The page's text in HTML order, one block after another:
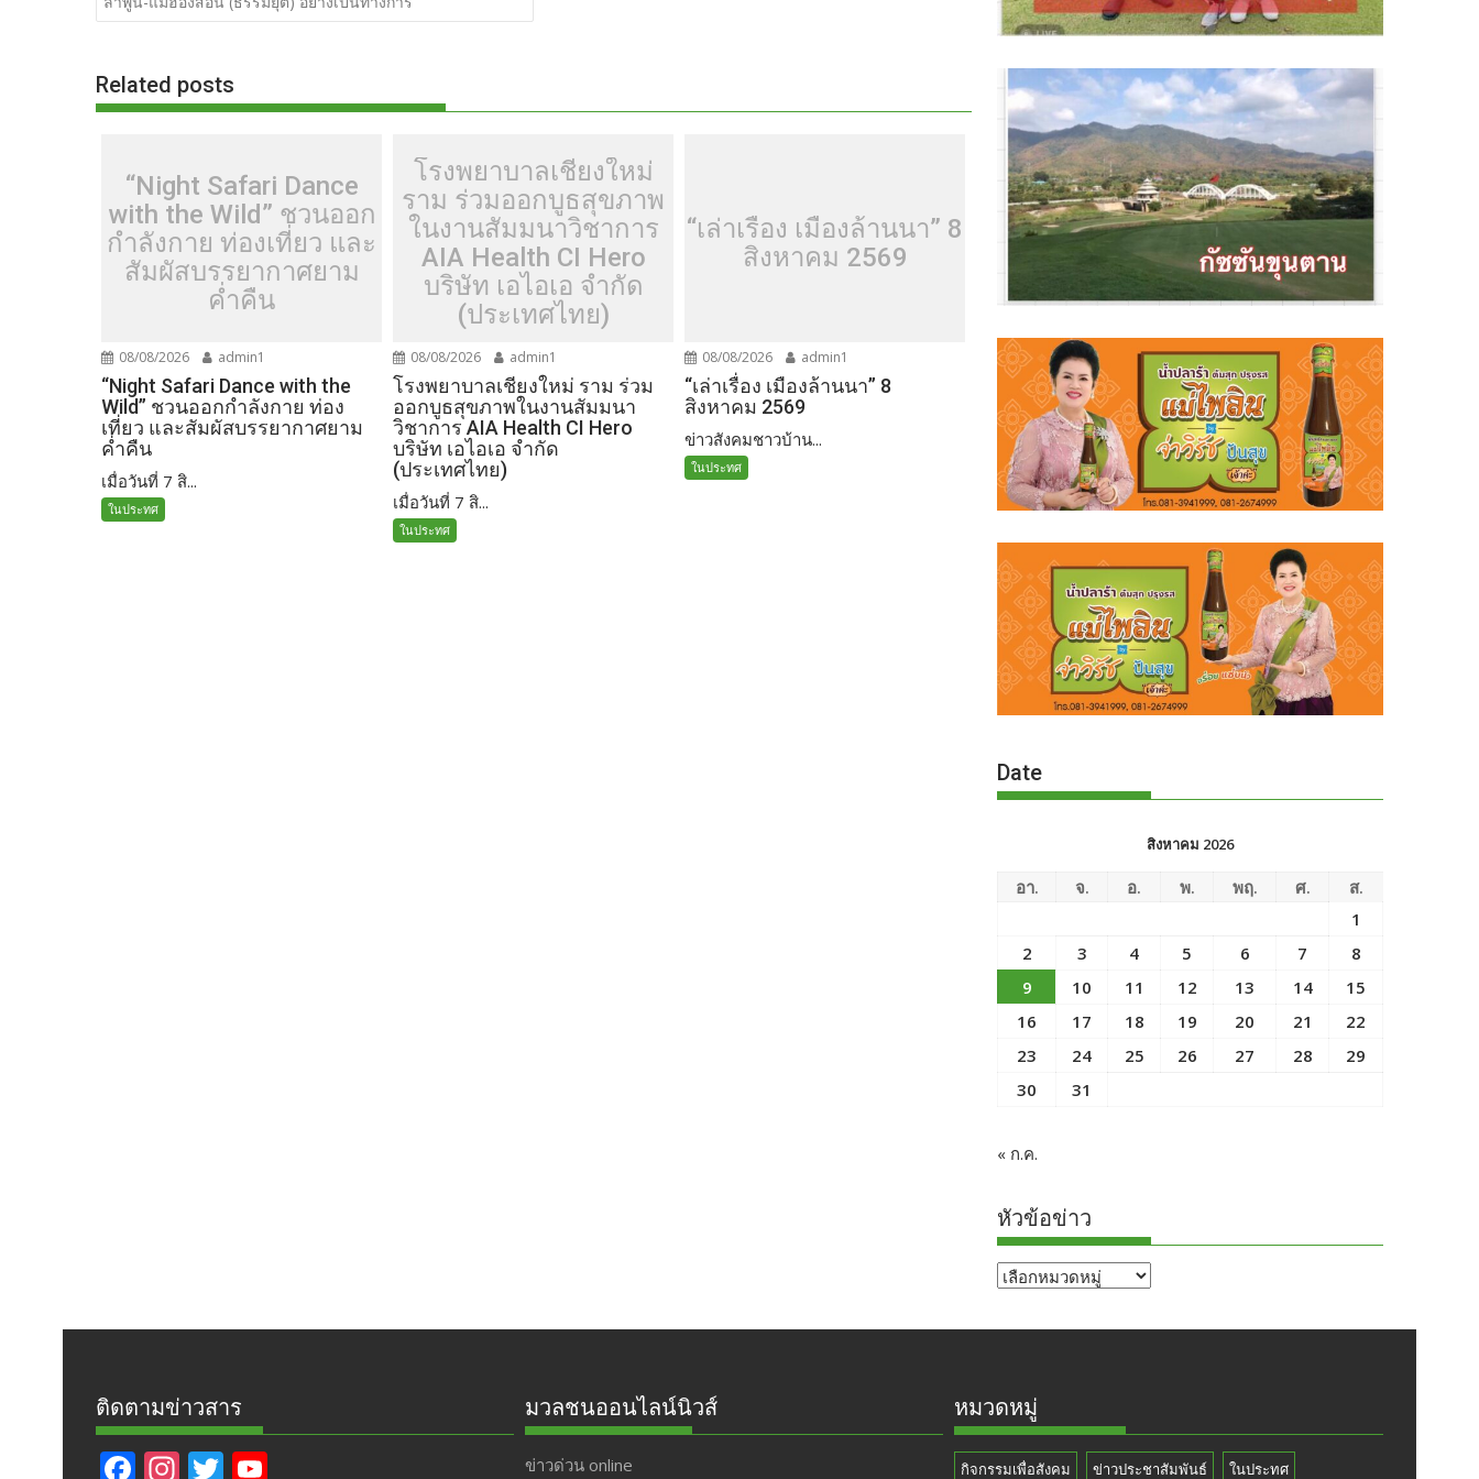
o
k
t er r st Li
k
Related posts
“Night Safari Dance
with the Wild” ชวนออก
กำลังกาย ท่องเที่ยว และ
สัมผัสบรรยากาศยาม
ค่ำคืน
08/08/2026 admin1
“Night Safari Dance with the
Wild” ชวนออกกำลังกาย ท่อง
เที่ยว และสัมผัสบรรยากาศยาม
ค่ำคืน
เมื่อวันที่ 7 สิ...
ในประทศ
โรงพยาบาลเชียงใหม่
ราม ร่วมออกบูธสุขภาพ
ในงานสัมมนาวิชาการ
AIA Health CI Hero
บริษัท เอไอเอ จำกัด
(ประเทศไทย)
08/08/2026 admin1
โรงพยาบาลเชียงใหม่ ราม ร่วม
ออกบูธสุขภาพในงานสัมมนา
วิชาการ AIA Health CI Hero
บริษัท เอไอเอ จำกัด
(ประเทศไทย)
เมื่อวันที่ 7 สิ...
ในประทศ
“เล่าเรื่อง เมืองล้านนา” 8
สิงหาคม 2569
08/08/2026 admin1
“เล่าเรื่อง เมืองล้านนา” 8
สิงหาคม 2569
ข่าวสังคมชาวบ้าน...
ในประทศ
Date
สิงหาคม 2026
อา. จ. อ. พ. พฤ. ศ.
ส.
1
2
3 4 5 6 7
8
9
10 11 12 13 14
15
16
17 18 19 20 21
22
23
24 25 26 27 28
29
30
31
« ก.ค.
หัวข้อข่าว
หัวข้อ
ติดตามข่าวสาร
F In T
มวลชนออนไลน์นิวส์
ข่าวด่วน online
หมวดหมู่
กิจกรรมเพื่อสังคม ข่าวประชาสัมพันธ์ ในประทศ